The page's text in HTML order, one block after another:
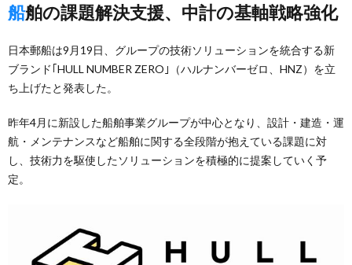
船舶の課題解決支援、中計の基軸戦略強化
日本郵船は9月19日、グループの技術ソリューションを統合する新
ブランド｢HULL NUMBER ZERO｣（ハルナンバーゼロ、HNZ）を立
ち上げたと発表した。
昨年4月に新設した船舶事業グループが中心となり、設計・建造・運
航・メンテナンスなど船舶に関する全段階が抱えている課題に対
し、技術力を駆使したソリューションを積極的に提案していく予
定。